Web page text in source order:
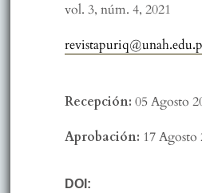
vol. 3, núm. 4, 2021
Recepción: 05 Agosto
Aprobación: 17 Agosto
DOI: